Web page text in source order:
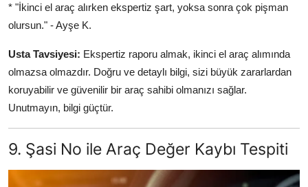
* "İkinci el araç alırken ekspertiz şart, yoksa sonra çok pişman
olursun." - Ayşe K.
Usta Tavsiyesi: Ekspertiz raporu almak, ikinci el araç alımında
olmazsa olmazdır. Doğru ve detaylı bilgi, sizi büyük zararlardan
koruyabilir ve güvenilir bir araç sahibi olmanızı sağlar.
Unutmayın, bilgi güçtür.
9. Şasi No ile Araç Değer Kaybı Tespiti